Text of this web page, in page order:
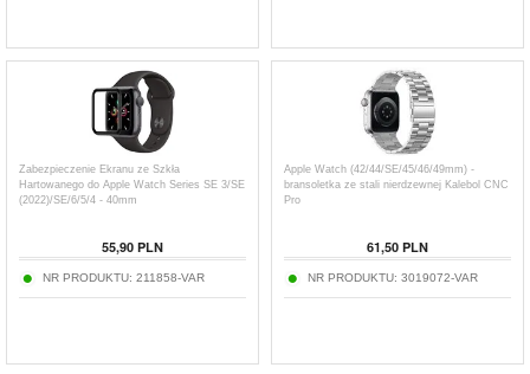
Zabezpieczenie Ekranu ze Szkła
Hartowanego do Apple Watch Series SE 3/SE
(2022)/SE/6/5/4 - 40mm
55,90 PLN
NR PRODUKTU: 211858-VAR
Apple Watch (42/44/SE/45/46/49mm) -
bransoletka ze stali nierdzewnej Kalebol CNC
Pro
61,50 PLN
NR PRODUKTU: 3019072-VAR